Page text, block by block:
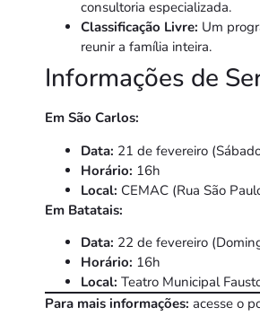
consultoria especializada.
Classificação Livre: Um
reunir a família inteira.
Informações de
Em São Carlos:
Data: 21 de fevereiro
Horário: 16h
Local: CEMAC (Rua São
Em Batatais:
Data: 22 de fevereiro
Horário: 16h
Local: Teatro Municipal
Para mais informações: acesse o